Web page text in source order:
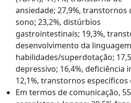
ansiedade; 27,9%, transtornos
sono; 23,2%, distúrbios
gastrointestinais; 19,3%,
desenvolvimento da
habilidades/superdotação;
depressivo; 16,4%, deficiência
12,1%, transtornos
Em termos de comunicação,